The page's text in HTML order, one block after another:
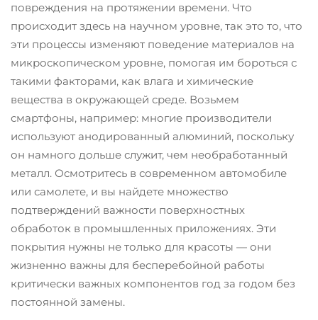
повреждения на протяжении времени. Что
происходит здесь на научном уровне, так это то, что
эти процессы изменяют поведение материалов на
микроскопическом уровне, помогая им бороться с
такими факторами, как влага и химические
вещества в окружающей среде. Возьмем
смартфоны, например: многие производители
используют анодированный алюминий, поскольку
он намного дольше служит, чем необработанный
металл. Осмотритесь в современном автомобиле
или самолете, и вы найдете множество
подтверждений важности поверхностных
обработок в промышленных приложениях. Эти
покрытия нужны не только для красоты — они
жизненно важны для бесперебойной работы
критически важных компонентов год за годом без
постоянной замены.